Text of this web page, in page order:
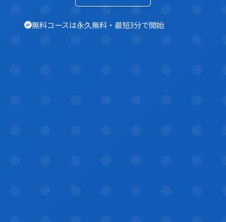
無料コースは永久無料・最短3分で開始